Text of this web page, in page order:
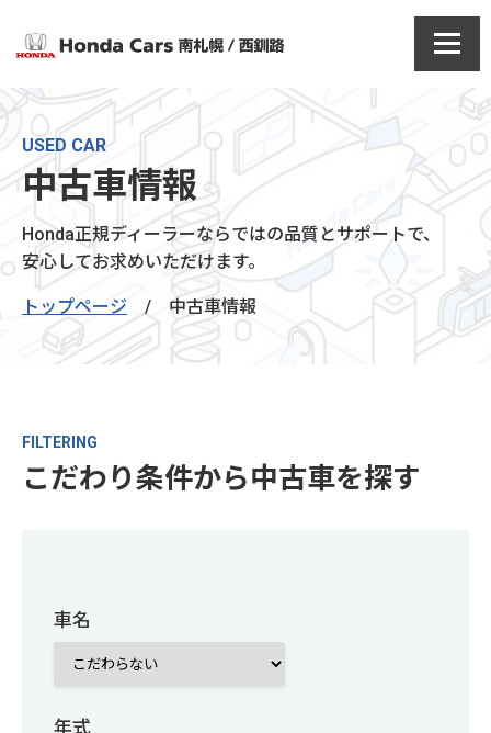
USED CAR
中古車情報
Honda正規ディーラーならではの品質とサポートで、
安心してお求めいただけます。
トップページ / 中古車情報
FILTERING
こだわり条件から中古車を探す
車名
年式